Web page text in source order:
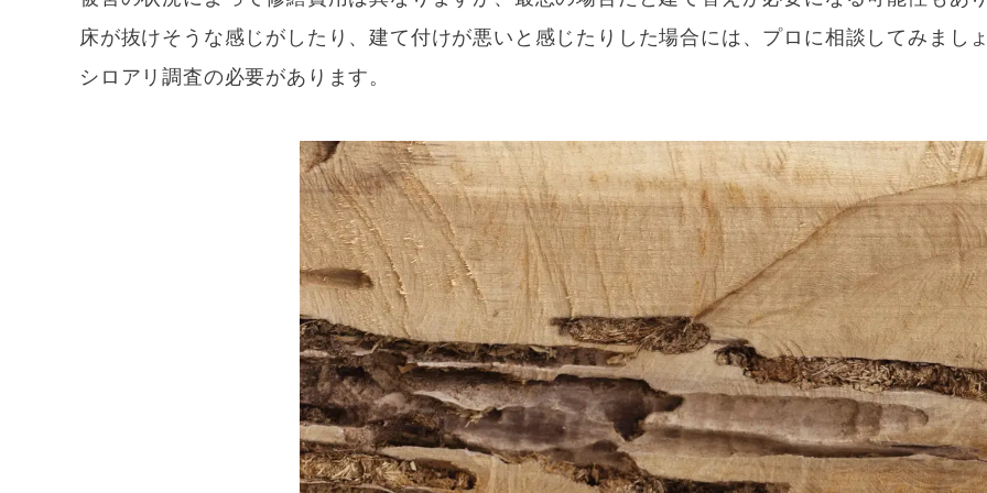
床が抜けそうな感じがしたり、建て付けが悪いと感じたりした場合には、プロに相談してみまし
シロアリ調査の必要があります。